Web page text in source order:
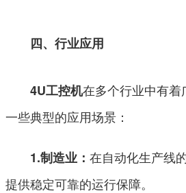
四、行业应用
4U工控机在多个行业中有
一些典型的应用场景：
1.制造业：在自动化生产线
提供稳定可靠的运行保障。